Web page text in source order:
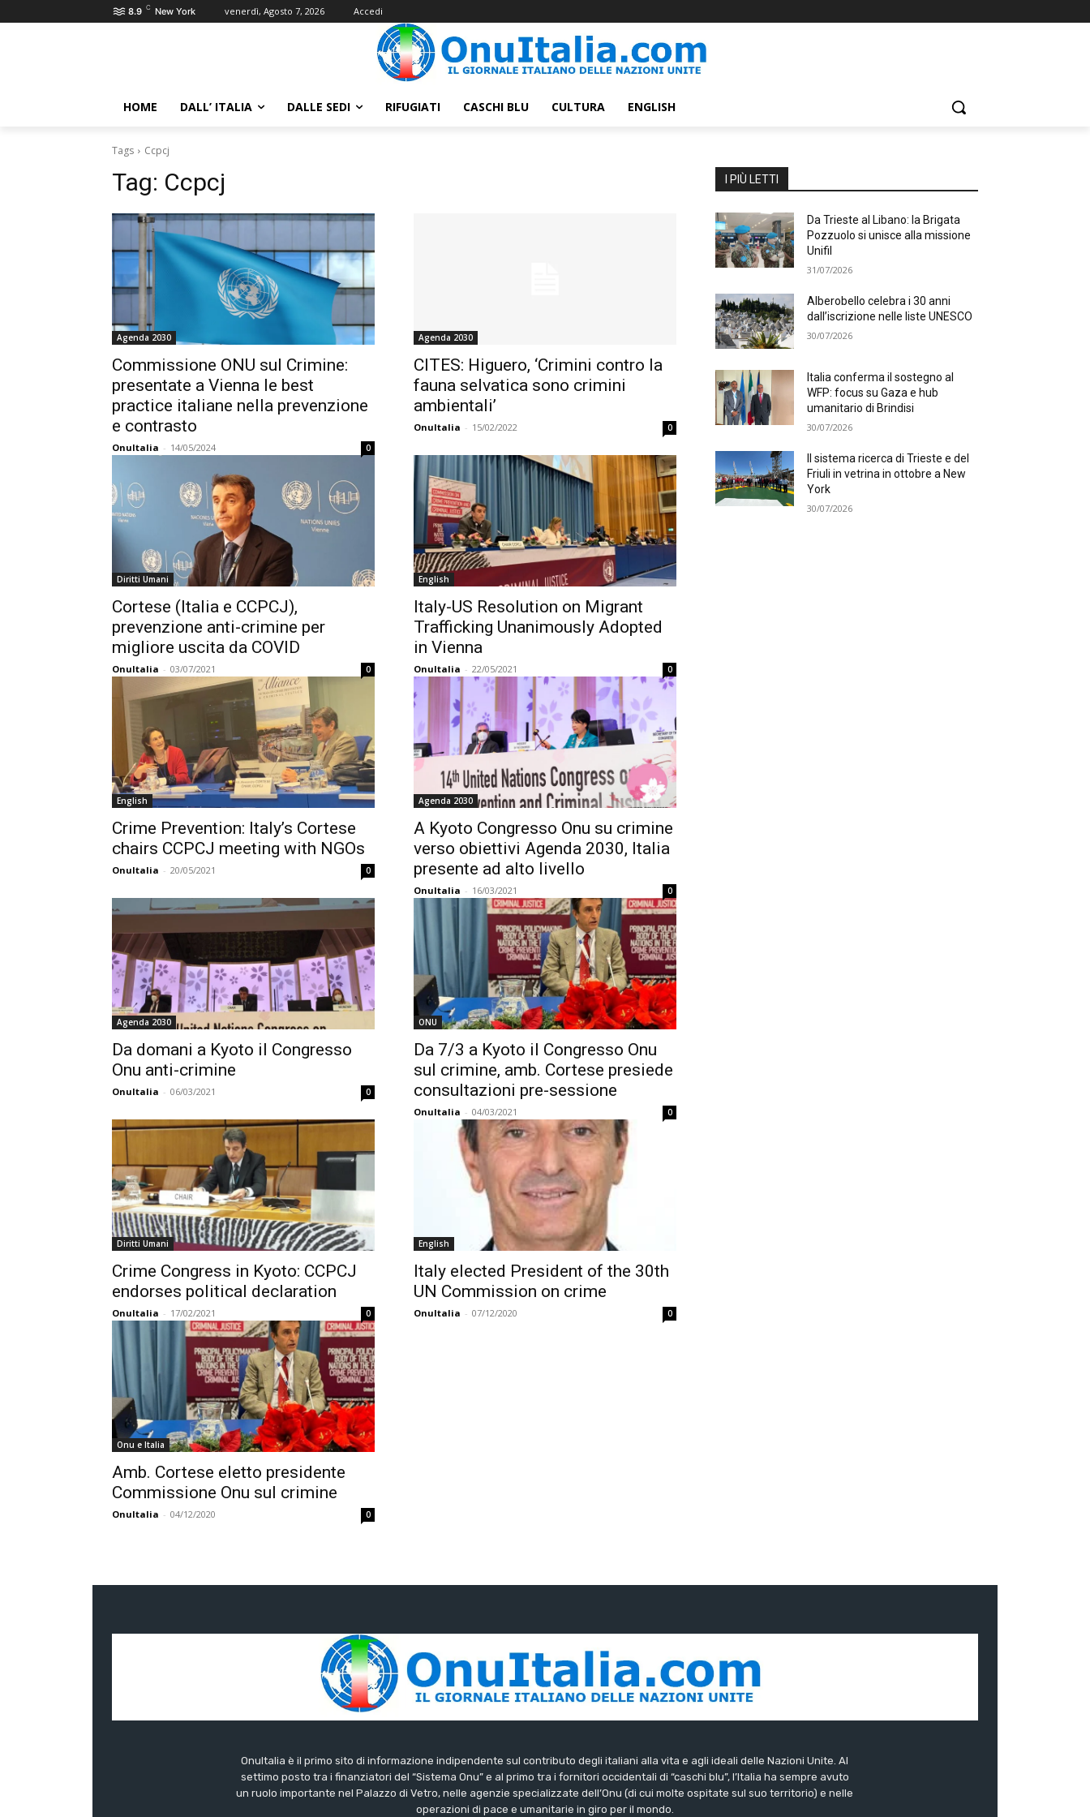
8.9 C New York venerdì, Agosto 7, 2026 Accedi
HOME DALL’ ITALIA DALLE SEDI RIFUGIATI CASCHI BLU CULTURA ENGLISH
Tags Ccpcj
Tag: Ccpcj
Agenda 2030
Commissione ONU sul Crimine:
presentate a Vienna le best
practice italiane nella prevenzione
e contrasto
OnuItalia - 14/05/2024 0
Agenda 2030
CITES: Higuero, ‘Crimini contro la
fauna selvatica sono crimini
ambientali’
OnuItalia - 15/02/2022 0
Diritti Umani
Cortese (Italia e CCPCJ),
prevenzione anti-crimine per
migliore uscita da COVID
OnuItalia - 03/07/2021 0
English
Italy-US Resolution on Migrant
Trafficking Unanimously Adopted
in Vienna
OnuItalia - 22/05/2021 0
English
Crime Prevention: Italy’s Cortese
chairs CCPCJ meeting with NGOs
OnuItalia - 20/05/2021 0
Agenda 2030
A Kyoto Congresso Onu su crimine
verso obiettivi Agenda 2030, Italia
presente ad alto livello
OnuItalia - 16/03/2021 0
Agenda 2030
Da domani a Kyoto il Congresso
Onu anti-crimine
OnuItalia - 06/03/2021 0
ONU
Da 7/3 a Kyoto il Congresso Onu
sul crimine, amb. Cortese presiede
consultazioni pre-sessione
OnuItalia - 04/03/2021 0
Diritti Umani
Crime Congress in Kyoto: CCPCJ
endorses political declaration
OnuItalia - 17/02/2021 0
English
Italy elected President of the 30th
UN Commission on crime
OnuItalia - 07/12/2020 0
Onu e Italia
Amb. Cortese eletto presidente
Commissione Onu sul crimine
OnuItalia - 04/12/2020 0
I PIÙ LETTI
Da Trieste al Libano: la Brigata
Pozzuolo si unisce alla missione
Unifil
31/07/2026
Alberobello celebra i 30 anni
dall’iscrizione nelle liste UNESCO
30/07/2026
Italia conferma il sostegno al
WFP: focus su Gaza e hub
umanitario di Brindisi
30/07/2026
Il sistema ricerca di Trieste e del
Friuli in vetrina in ottobre a New
York
30/07/2026
OnuItalia è il primo sito di informazione indipendente sul contributo degli italiani alla vita e agli ideali delle Nazioni Unite. Al
settimo posto tra i finanziatori del “Sistema Onu” e al primo tra i fornitori occidentali di “caschi blu”, l’Italia ha sempre avuto
un ruolo importante nel Palazzo di Vetro, nelle agenzie specializzate dell’Onu (di cui molte ospitate sul suo territorio) e nelle
operazioni di pace e umanitarie in giro per il mondo.